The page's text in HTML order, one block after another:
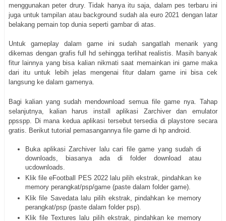
menggunakan peter drury. Tidak hanya itu saja, dalam pes terbaru ini
juga untuk tampilan atau background sudah ala euro 2021 dengan latar
belakang pemain top dunia seperti gambar di atas.
Untuk gameplay dalam game ini sudah sangatlah menarik yang
dikemas dengan grafis full hd sehingga terlihat realistis. Masih banyak
fitur lainnya yang bisa kalian nikmati saat memainkan ini game maka
dari itu untuk lebih jelas mengenai fitur dalam game ini bisa cek
langsung ke dalam gamenya.
Bagi kalian yang sudah mendownload semua file game nya. Tahap
selanjutnya, kalian harus install aplikasi Zarchiver dan emulator
ppsspp. Di mana kedua aplikasi tersebut tersedia di playstore secara
gratis. Berikut tutorial pemasangannya file game di hp android.
Buka aplikasi Zarchiver lalu cari file game yang sudah di
downloads, biasanya ada di folder download atau
ucdownloads.
Klik file eFootball PES 2022 lalu pilih ekstrak, pindahkan ke
memory perangkat/psp/game (paste dalam folder game).
Klik file Savedata lalu pilih ekstrak, pindahkan ke memory
perangkat/psp (paste dalam folder psp).
Klik file Textures lalu pilih ekstrak, pindahkan ke memory